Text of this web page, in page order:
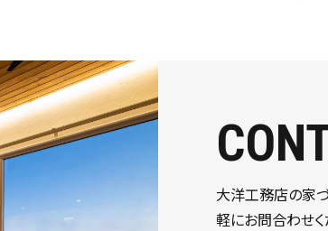
大洋工務店の家づ
軽にお問合わせく